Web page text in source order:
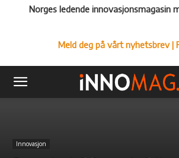
Norges ledende innovasjonsmagasin
Meld deg på vårt nyhetsbrev|
Innovasjon